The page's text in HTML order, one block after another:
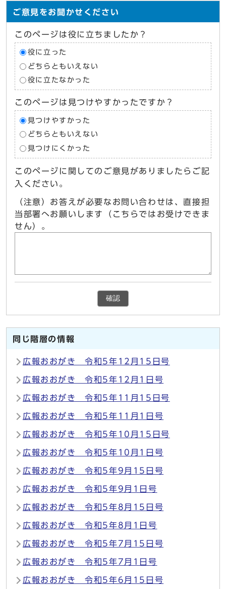
ご意見をお聞かせください
このページは役に立ちましたか？
役に立った
どちらともいえない
役に立たなかった
このページは見つけやすかったですか？
見つけやすかった
どちらともいえない
見つけにくかった
このページに関してのご意見がありましたらご記
入ください。
（注意）お答えが必要なお問い合わせは、直接担
当部署へお願いします（こちらではお受けできま
せん）。
確認
同じ階層の情報
広報おおがき 令和5年12月15日号
広報おおがき 令和5年12月1日号
広報おおがき 令和5年11月15日号
広報おおがき 令和5年11月1日号
広報おおがき 令和5年10月15日号
広報おおがき 令和5年10月1日号
広報おおがき 令和5年9月15日号
広報おおがき 令和5年9月1日号
広報おおがき 令和5年8月15日号
広報おおがき 令和5年8月1日号
広報おおがき 令和5年7月15日号
広報おおがき 令和5年7月1日号
広報おおがき 令和5年6月15日号